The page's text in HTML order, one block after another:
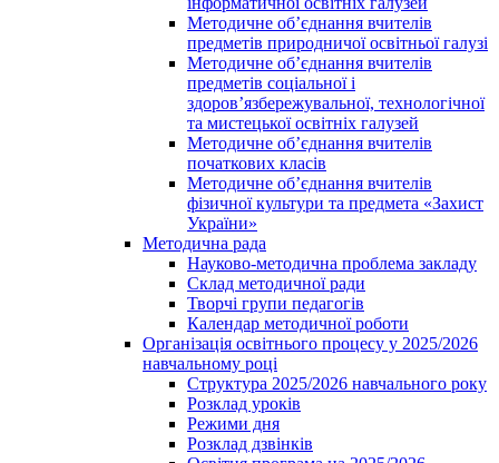
Методичне об’єднання вчителів
предметів природничої освітньої галузі
Методичне об’єднання вчителів
предметів соціальної і
здоров’язбережувальної, технологічної
та мистецької освітніх галузей
Методичне об’єднання вчителів
початкових класів
Методичне об’єднання вчителів
фізичної культури та предмета «Захист
України»
Методична рада
Науково-методична проблема закладу
Склад методичної ради
Творчі групи педагогів
Календар методичної роботи
Організація освітнього процесу у 2025/2026
навчальному році
Структура 2025/2026 навчального року
Розклад уроків
Режими дня
Розклад дзвінків